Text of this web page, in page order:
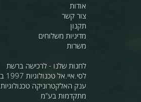
אודות
צור קשר
תקנון
מדיניות משלוחים
משרות
לחנות שלנו - לרכישה ברשת
לסי.איי.אל טכנולוגיות 1997 בע"מ
ענק האלקטרוניקה טכנולוגיות
מתקדמות בע"מ